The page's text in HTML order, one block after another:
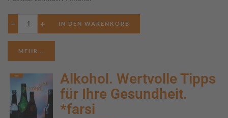
− +
MEHR...
Alkohol. Wertvolle Tipps
für Ihre Gesundheit.
*farsi